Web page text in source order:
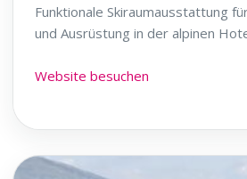
Funktionale Skiraumausstattung
und Ausrüstung in der alpinen
Website besuchen